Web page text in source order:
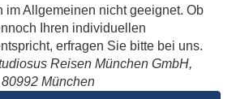
im Allgemeinen nicht geeignet. Ob
Ihren individuellen
erfragen Sie bitte bei uns.
Reisen München GmbH,
München